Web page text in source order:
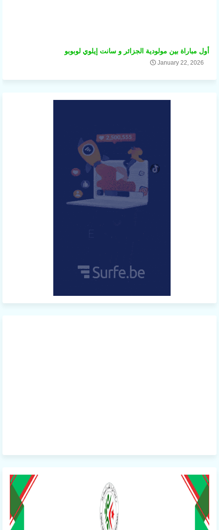
أول مباراة بين مولودية الجزائر و سانت إيلوي لوبوبو
January 22, 2026